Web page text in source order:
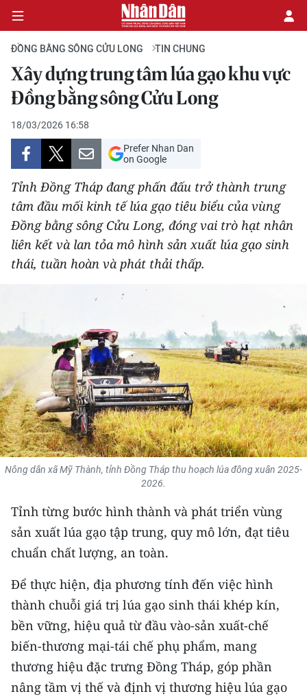
CHÍNH TRỊ
KINH TẾ
VĂN HÓA
XÃ HỘI
PHÁP LUẬT
DU LỊCH
THỂ THAO
GIÁO DỤC
Y TẾ
KHOA HỌC - CÔNG NGHỆ
MÔI TRƯỜNG
KIỂM CHỨNG THÔNG TIN
TRI THỨC CHUYÊN SÂU
54 DÂN TỘC VIỆT NAM
CHƯƠNG TRÌNH OCOP - MỖI XÃ
MỘT SẢN PHẨM
RADIO
ĐỒNG BẰNG SÔNG CỬU LONG TIN CHUNG
Xây dựng trung tâm lúa gạo khu vực
Đồng bằng sông Cửu Long
18/03/2026 16:58
Prefer Nhan Dan
on Google
Tỉnh Đồng Tháp đang phấn đấu trở thành trung
tâm đầu mối kinh tế lúa gạo tiêu biểu của vùng
Đồng bằng sông Cửu Long, đóng vai trò hạt nhân
liên kết và lan tỏa mô hình sản xuất lúa gạo sinh
thái, tuần hoàn và phát thải thấp.
Nông dân xã Mỹ Thành, tỉnh Đồng Tháp thu hoạch lúa đông xuân 2025-
2026.
Tỉnh từng bước hình thành và phát triển vùng
sản xuất lúa gạo tập trung, quy mô lớn, đạt tiêu
chuẩn chất lượng, an toàn.
Để thực hiện, địa phương tính đến việc hình
thành chuỗi giá trị lúa gạo sinh thái khép kín,
bền vững, hiệu quả từ đầu vào-sản xuất-chế
biến-thương mại-tái chế phụ phẩm, mang
thương hiệu đặc trưng Đồng Tháp, góp phần
nâng tầm vị thế và định vị thương hiệu lúa gạo